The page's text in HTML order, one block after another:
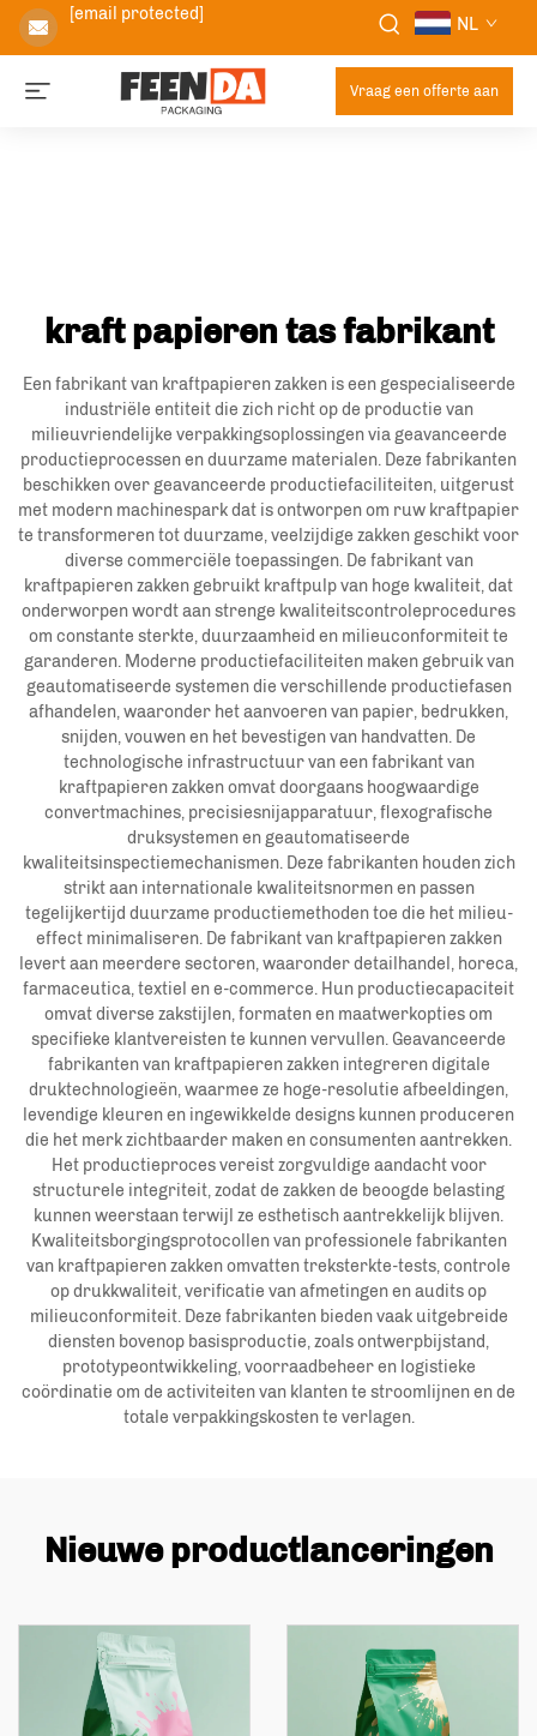
[email protected] NL
Vraag een offerte aan
kraft papieren tas fabrikant
Een fabrikant van kraftpapieren zakken is een gespecialiseerde
industriële entiteit die zich richt op de productie van
milieuvriendelijke verpakkingsoplossingen via geavanceerde
productieprocessen en duurzame materialen. Deze fabrikanten
beschikken over geavanceerde productiefaciliteiten, uitgerust
met modern machinespark dat is ontworpen om ruw kraftpapier
te transformeren tot duurzame, veelzijdige zakken geschikt voor
diverse commerciële toepassingen. De fabrikant van
kraftpapieren zakken gebruikt kraftpulp van hoge kwaliteit, dat
onderworpen wordt aan strenge kwaliteitscontroleprocedures
om constante sterkte, duurzaamheid en milieuconformiteit te
garanderen. Moderne productiefaciliteiten maken gebruik van
geautomatiseerde systemen die verschillende productiefasen
afhandelen, waaronder het aanvoeren van papier, bedrukken,
snijden, vouwen en het bevestigen van handvatten. De
technologische infrastructuur van een fabrikant van
kraftpapieren zakken omvat doorgaans hoogwaardige
convertmachines, precisiesnijapparatuur, flexografische
druksystemen en geautomatiseerde
kwaliteitsinspectiemechanismen. Deze fabrikanten houden zich
strikt aan internationale kwaliteitsnormen en passen
tegelijkertijd duurzame productiemethoden toe die het milieu-
effect minimaliseren. De fabrikant van kraftpapieren zakken
levert aan meerdere sectoren, waaronder detailhandel, horeca,
farmaceutica, textiel en e-commerce. Hun productiecapaciteit
omvat diverse zakstijlen, formaten en maatwerkopties om
specifieke klantvereisten te kunnen vervullen. Geavanceerde
fabrikanten van kraftpapieren zakken integreren digitale
druktechnologieën, waarmee ze hoge-resolutie afbeeldingen,
levendige kleuren en ingewikkelde designs kunnen produceren
die het merk zichtbaarder maken en consumenten aantrekken.
Het productieproces vereist zorgvuldige aandacht voor
structurele integriteit, zodat de zakken de beoogde belasting
kunnen weerstaan terwijl ze esthetisch aantrekkelijk blijven.
Kwaliteitsborgingsprotocollen van professionele fabrikanten
van kraftpapieren zakken omvatten treksterkte-tests, controle
op drukkwaliteit, verificatie van afmetingen en audits op
milieuconformiteit. Deze fabrikanten bieden vaak uitgebreide
diensten bovenop basisproductie, zoals ontwerpbijstand,
prototypeontwikkeling, voorraadbeheer en logistieke
coördinatie om de activiteiten van klanten te stroomlijnen en de
totale verpakkingskosten te verlagen.
Nieuwe productlanceringen